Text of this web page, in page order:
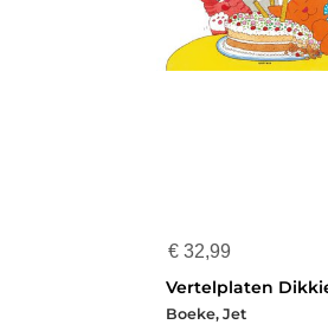
€ 32,99
Boeke, Jet